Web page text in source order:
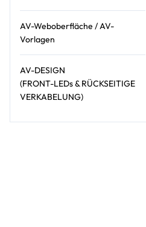
AV-Weboberfläche / AV-
Vorlagen
AV-DESIGN
(FRONT-LEDs & RÜCKSEITIGE
VERKABELUNG)